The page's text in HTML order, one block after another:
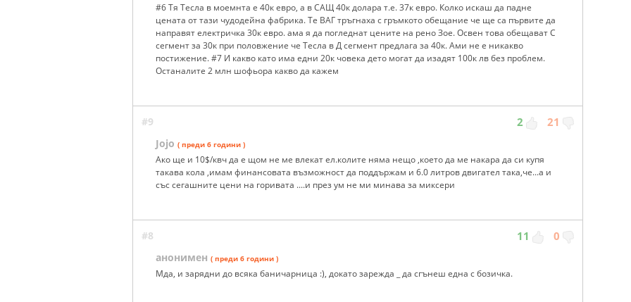
#6 Тя Тесла в моемнта е 40к евро, а в САЩ 40к долара т.е. 37к евро. Колко искаш да падне
цената от тази чудодейна фабрика. Te ВАГ тръгнаха с гръмкото обещание че ще са първите да
направят електричка 30к евро. ама я да погледнат цените на рено Зое. Освен това обещават С
сегмент за 30к при половжение че Тесла в Д сегмент предлага за 40к. Ами не е никакво
постижение. #7 И какво като има едни 20к човека дето могат да изадят 100к лв без проблем.
Останалите 2 млн шофьора какво да кажем
#9 2 21
Jojo ( преди 6 години )
Ако ще и 10$/квч да е щом не ме влекат ел.колите няма нещо ,което да ме накара да си купя
такава кола ,имам финансовата възможност да поддържам и 6.0 литров двигател такa,че...а и
със сегашните цени на горивата ....и през ум не ми минава за миксери
#8 11 0
анонимен ( преди 6 години )
Мда, и зарядни до всяка баничарница :), докато зарежда _ да сгънеш една с бозичка.